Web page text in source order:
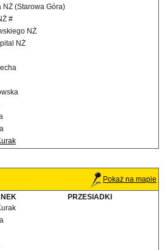
NŻ (Starowa Góra)
#
NŻ
NŻ
Pokaż na mapie
PRZESIADKI